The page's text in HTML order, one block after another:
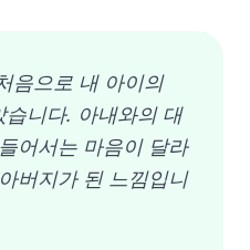
음으로 내 아이의
니다. 아내와의 대
어서는 마음이 달라
버지가 된 느낌입니